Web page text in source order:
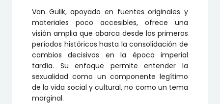
Van Gulik, apoyado en fuentes originales y
materiales poco accesibles, ofrece una
visión amplia que abarca desde los primeros
períodos históricos hasta la consolidación de
cambios decisivos en la época imperial
tardía. Su enfoque permite entender la
sexualidad como un componente legítimo
de la vida social y cultural, no como un tema
marginal.